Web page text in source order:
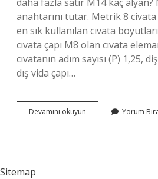
anahtarını tutar. Metrik 8
en sık kullanılan cıvata
cıvata çapı M8 olan cıvata
cıvatanın adım sayısı (P) 1,25,
dış vida çapı…
Devamını okuyun
Alyan
Yorum
Sitemap